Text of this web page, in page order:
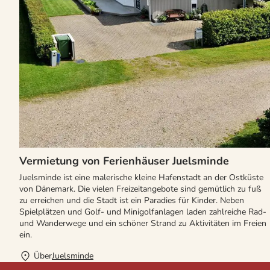
Vermietung von Ferienhäuser Juelsminde
Juelsminde ist eine malerische kleine Hafenstadt an der Ostküste
von Dänemark. Die vielen Freizeitangebote sind gemütlich zu fuß
zu erreichen und die Stadt ist ein Paradies für Kinder. Neben
Spielplätzen und Golf- und Minigolfanlagen laden zahlreiche Rad-
und Wanderwege und ein schöner Strand zu Aktivitäten im Freien
ein.
ÜberJuelsminde